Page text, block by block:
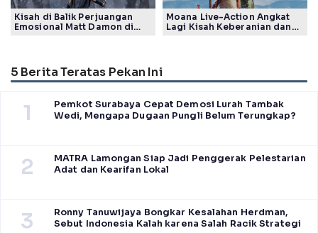
Kisah di Balik Perjuangan
Emosional Matt Damon di
Moana Live-Action Angkat
Lagi Kisah Keberanian dan
5 Berita Teratas Pekan Ini
1
Pemkot Surabaya Cepat Demosi Lurah Tambak
Wedi, Mengapa Dugaan Pungli Belum Terungkap?
2
MATRA Lamongan Siap Jadi Penggerak Pelestarian
Adat dan Kearifan Lokal
3
Ronny Tanuwijaya Bongkar Kesalahan Herdman,
Sebut Indonesia Kalah karena Salah Racik Strategi